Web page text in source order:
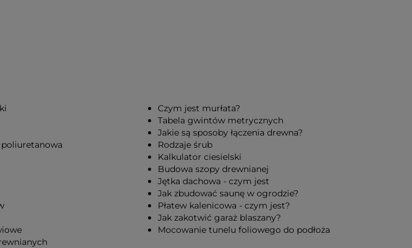
Czym jest murłata?
Tabela gwintów metrycznych
Jakie są sposoby łączenia drewna?
Rodzaje śrub
Kalkulator ciesielski
Budowa szopy drewnianej
Jętka dachowa - czym jest
Jak zbudować saunę w ogrodzie?
Płatew kalenicowa - czym jest?
Jak zakotwić garaż blaszany?
Mocowanie tunelu foliowego do podłoża